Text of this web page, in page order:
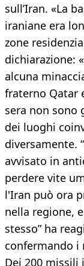
sull’Iran. «La
iraniane era
zone
dichiarazione:
alcuna
fraterno Qatar
sera non sono
dei luoghi
diversamente.
avvisato in
perdere vite
l'Iran può ora
nella regione,
stesso” ha
confermando i
Dei 200 missili